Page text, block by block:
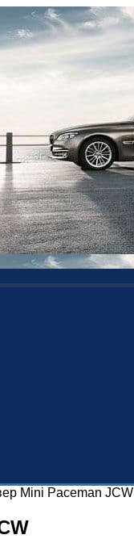
Mini Paceman JCW